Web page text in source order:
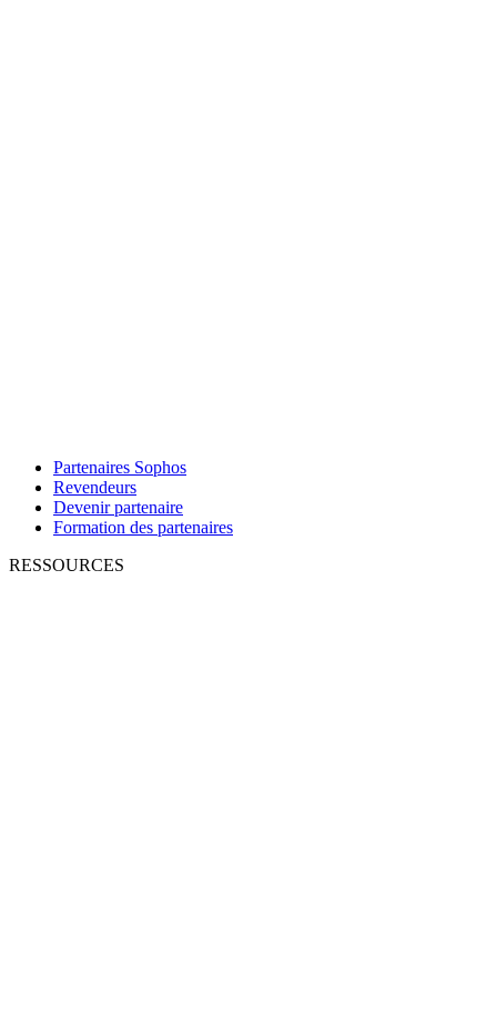
Partenaires Sophos
Revendeurs
Devenir partenaire
Formation des partenaires
RESSOURCES